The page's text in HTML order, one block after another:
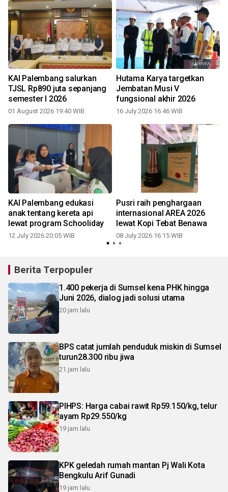
KAI Palembang salurkan
TJSL Rp890 juta sepanjang
semester I 2026
01 August 2026 19:40 WIB
Hutama Karya targetkan
Jembatan Musi V
fungsional akhir 2026
16 July 2026 16:46 WIB
KAI Palembang edukasi
anak tentang kereta api
lewat program Schooliday
12 July 2026 20:05 WIB
Pusri raih penghargaan
internasional AREA 2026
lewat Kopi Tebat Benawa
08 July 2026 16:15 WIB
Berita Terpopuler
1.400 pekerja di Sumsel kena PHK hingga
Juni 2026, dialog jadi solusi utama
20 jam lalu
BPS catat jumlah penduduk miskin di Sumsel
turun28.300 ribu jiwa
21 jam lalu
PIHPS: Harga cabai rawit Rp59.150/kg, telur
ayam Rp29.550/kg
19 jam lalu
KPK geledah rumah mantan Pj Wali Kota
Bengkulu Arif Gunadi
19 jam lalu